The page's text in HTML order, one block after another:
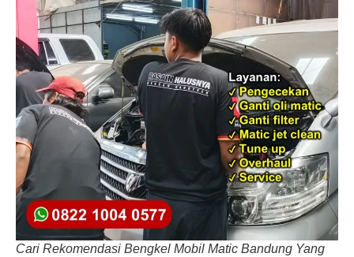
Cari Rekomendasi Bengkel Mobil Matic Bandung Yang